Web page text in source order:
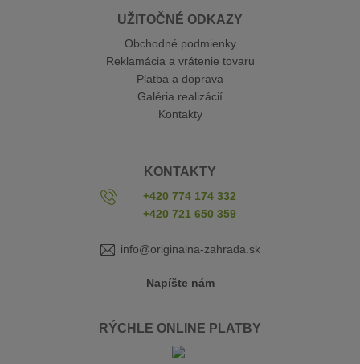
UŽITOČNÉ ODKAZY
Obchodné podmienky
Reklamácia a vrátenie tovaru
Platba a doprava
Galéria realizácií
Kontakty
KONTAKTY
+420 774 174 332
+420 721 650 359
info@originalna-zahrada.sk
Napíšte nám
RÝCHLE ONLINE PLATBY